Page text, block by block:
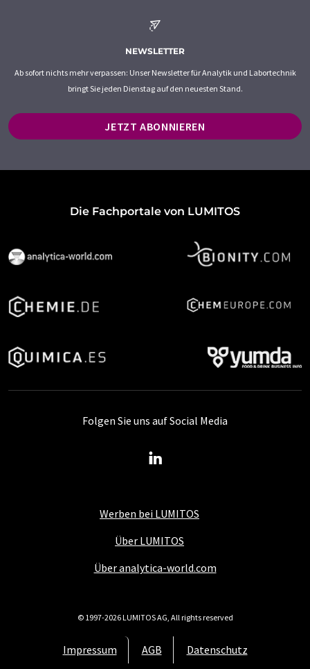
NEWSLETTER
Ab sofort nichts mehr verpassen: Unser Newsletter für Analytik und Labortechnik
bringt Sie jeden Dienstag auf den neuesten Stand.
JETZT ABONNIEREN
Die Fachportale von LUMITOS
Werben bei LUMITOS
Über LUMITOS
Über analytica-world.com
Impressum AGB Datenschutz
Folgen Sie uns auf Social Media
© 1997-2026 LUMITOS AG, All rights reserved